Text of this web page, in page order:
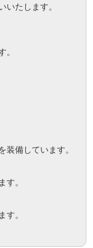
いたします。
。
装備しています。
す。
す。